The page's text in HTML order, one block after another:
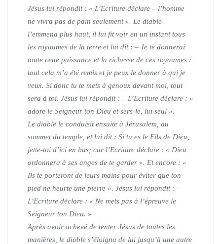
Jésus lui répondit : « L’Ecriture déclare – l’homme
ne vivra pas de pain seulement ». Le diable
l’emmena plus haut, il lui fit voir en un instant tous
les royaumes de la terre et lui dit : – Je te donnerai
toute cette puissance et la richesse de ces royaumes :
tout cela m’a été remis et je peux le donner à qui je
veux. Si donc tu te mets à genoux devant moi, tout
sera à toi. Jésus lui répondit : – L’Ecriture déclare : «
adore le Seigneur ton Dieu et sers-le, lui seul ».
Le diable le conduisit ensuite à Jérusalem, au
sommet du temple, et lui dit : Si tu es le Fils de Dieu,
jette-toi d’ici en bas; car l’Ecriture déclare : « Dieu
ordonnera à ses anges de te garder ». Et encore : «
Ils te porteront de leurs mains pour éviter que ton
pied ne heurte une pierre ». Jésus lui répondit : –
L’Ecriture déclare : « Ne mets pas à l’épreuve le
Seigneur ton Dieu. »
Après avoir achevé de tenter Jésus de toutes les
manières, le diable s’éloigna de lui jusqu’à une autre